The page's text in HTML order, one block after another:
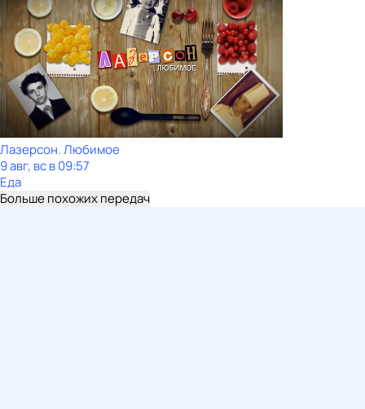
Лазерсон. Любимое
9 авг, вс в 09:57
Еда
Больше похожих передач